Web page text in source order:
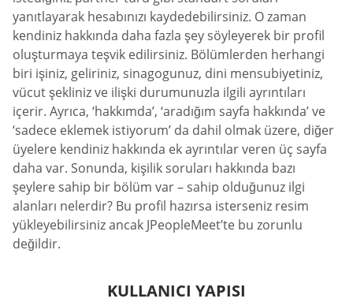
yanıtlayarak hesabınızı kaydedebilirsiniz. O zaman
kendiniz hakkında daha fazla şey söyleyerek bir profil
oluşturmaya teşvik edilirsiniz. Bölümlerden herhangi
biri işiniz, geliriniz, sinagogunuz, dini mensubiyetiniz,
vücut şekliniz ve ilişki durumunuzla ilgili ayrıntıları
içerir. Ayrıca, ‘hakkımda’, ‘aradığım sayfa hakkında’ ve
‘sadece eklemek istiyorum’ da dahil olmak üzere, diğer
üyelere kendiniz hakkında ek ayrıntılar veren üç sayfa
daha var. Sonunda, kişilik soruları hakkında bazı
şeylere sahip bir bölüm var – sahip olduğunuz ilgi
alanları nelerdir? Bu profil hazırsa isterseniz resim
yükleyebilirsiniz ancak JPeopleMeet’te bu zorunlu
değildir.
KULLANICI YAPISI